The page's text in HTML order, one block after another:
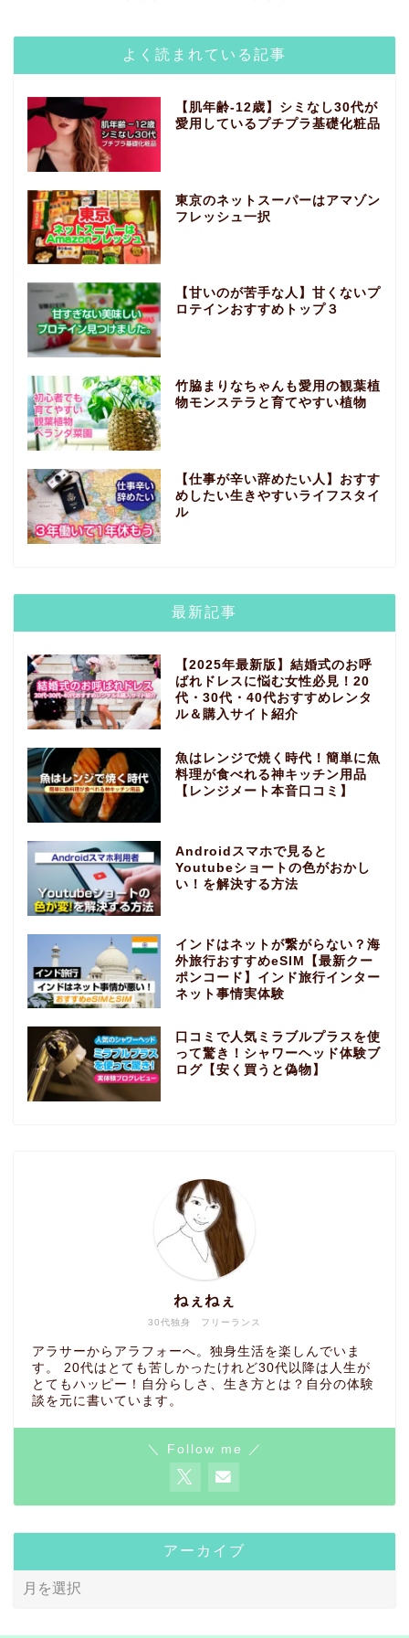
よく読まれている記事
【肌年齢-12歳】シミなし30代が
愛用しているプチプラ基礎化粧品
東京のネットスーパーはアマゾン
フレッシュ一択
【甘いのが苦手な人】甘くないプ
ロテインおすすめトップ３
竹脇まりなちゃんも愛用の観葉植
物モンステラと育てやすい植物
【仕事が辛い辞めたい人】おすす
めしたい生きやすいライフスタイ
ル
最新記事
【2025年最新版】結婚式のお呼
ばれドレスに悩む女性必見！20
代・30代・40代おすすめレンタ
ル＆購入サイト紹介
魚はレンジで焼く時代！簡単に魚
料理が食べれる神キッチン用品
【レンジメート本音口コミ】
Androidスマホで見ると
Youtubeショートの色がおかし
い！を解決する方法
インドはネットが繋がらない？海
外旅行おすすめeSIM【最新クー
ポンコード】インド旅行インター
ネット事情実体験
口コミで人気ミラブルプラスを使
って驚き！シャワーヘッド体験ブ
ログ【安く買うと偽物】
30代独身 フリーランス
ねぇねぇ
アラサーからアラフォーへ。独身生活を楽しんでいま
す。 20代はとても苦しかったけれど30代以降は人生が
とてもハッピー！自分らしさ、生き方とは？自分の体験
談を元に書いています。
＼ Follow me ／
アーカイブ